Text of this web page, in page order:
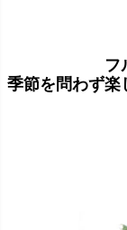
フ
季節を問わず楽